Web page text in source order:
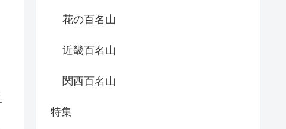
花の百名山
近畿百名山
関西百名山
特集